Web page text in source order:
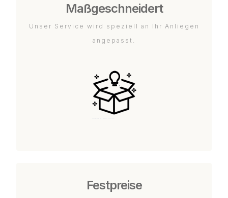
Maßgeschneidert
Unser Service wird speziell an Ihr Anliegen
angepasst.
Festpreise